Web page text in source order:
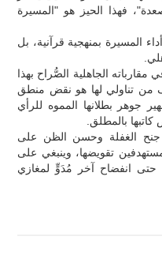
فهذا الحيز هو "المسيرة
المسيرة بمنهجية قرآنية، بل
الجاهلية الصُّراح بهذا
من تناولي لها هو نقض منطق
جوهر بطلانها المموه للرأي
بالمطلق.
الغفلة وحسن الظن على
مستهدفين تقويضها، وينبغي على
حتى انفضاح آخر مُدَوٍّ لمغازي